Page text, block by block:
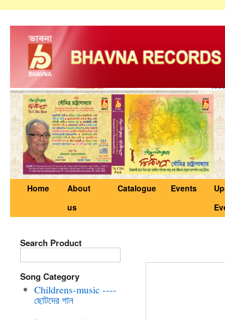
Home
About
us
Catalogue Events
Search Product
Song Category
Childrens-music ----
ছোটদের গান